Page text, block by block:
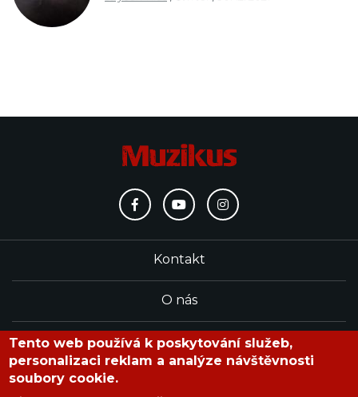
Kontakt
O nás
Redakce
Tento web používá k poskytování služeb,
personalizaci reklam a analýze návštěvnosti
soubory cookie.